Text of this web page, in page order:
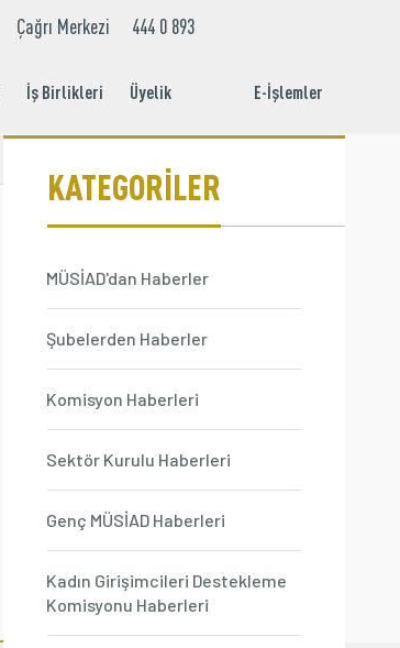
Çağrı Merkezi 444 0 893
İş Birlikleri Üyelik E-İşlemler
Aidat Ödeme
KATEGORİLER
MÜSİAD'dan Haberler
Şubelerden Haberler
Komisyon Haberleri
Sektör Kurulu Haberleri
Genç MÜSİAD Haberleri
Kadın Girişimcileri Destekleme
Komisyonu Haberleri